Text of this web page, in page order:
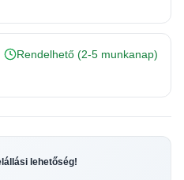
Rendelhető (2-5 munkanap)
lehetőség!